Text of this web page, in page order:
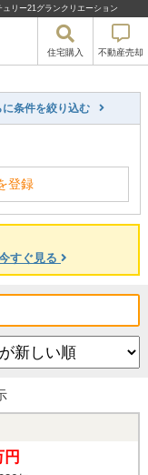
リー21グランクリエーション
住宅購入 不動産売却
に条件を絞り込む
登録
すぐ見る